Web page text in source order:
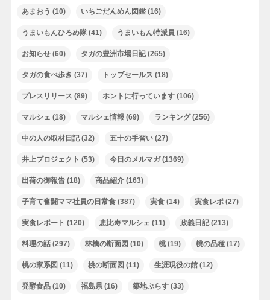
あまおう (10) いちごだんめん図鑑(16)
うまいもんひろめ隊(41) うまいもん特派員 (16)
お知らせ(60) タガの豊洲市場日記(265)
タガの食べ歩き (37) トップセールス (18)
プレスリリース (89) ホントに行っています(106)
マルシェ (18) マルシェ情報 (69) ランキング(256)
中の人の取材日記(32) 五十の手習い(27)
井上プロジェクト (53) 今日のメルマガ(1369)
出荷の御報告(18) 商品紹介(163)
子育て奮闘ママ社員の日常食(387) 実食(14) 実食レポ(27)
実食レポート (120) 恵比寿マルシェ (11) 政義日記(213)
料理の話(297) 林檎の断面図 (10) 桃(19) 桃の品種(17)
桃の家系図 (11) 桃の断面図 (11) 生涯現役の館(12)
発酵食品(10) 福島県(16) 築地ぷらす(33)